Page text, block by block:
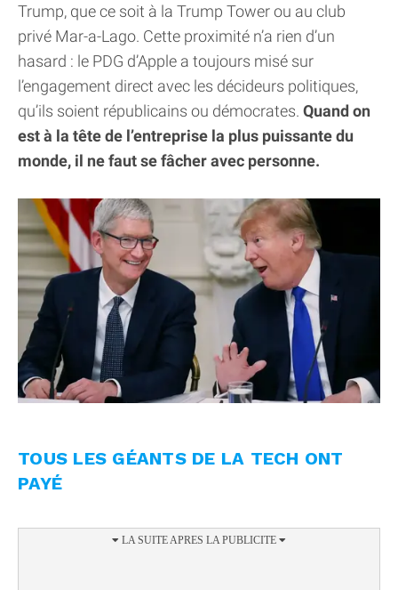
Trump, que ce soit à la Trump Tower ou au club
privé Mar-a-Lago. Cette proximité n’a rien d’un
hasard : le PDG d’Apple a toujours misé sur
l’engagement direct avec les décideurs politiques,
qu’ils soient républicains ou démocrates. Quand on
est à la tête de l’entreprise la plus puissante du
monde, il ne faut se fâcher avec personne.
TOUS LES GÉANTS DE LA TECH ONT
PAYÉ